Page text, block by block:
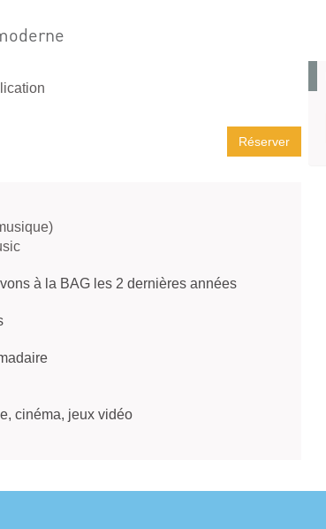
Réserver
à la BAG les 2 dernières années
cinéma, jeux vidéo